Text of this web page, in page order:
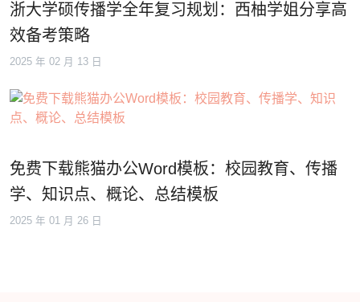
浙大学硕传播学全年复习规划：西柚学姐分享高
效备考策略
2025 年 02 月 13 日
免费下载熊猫办公Word模板：校园教育、传播
学、知识点、概论、总结模板
2025 年 01 月 26 日